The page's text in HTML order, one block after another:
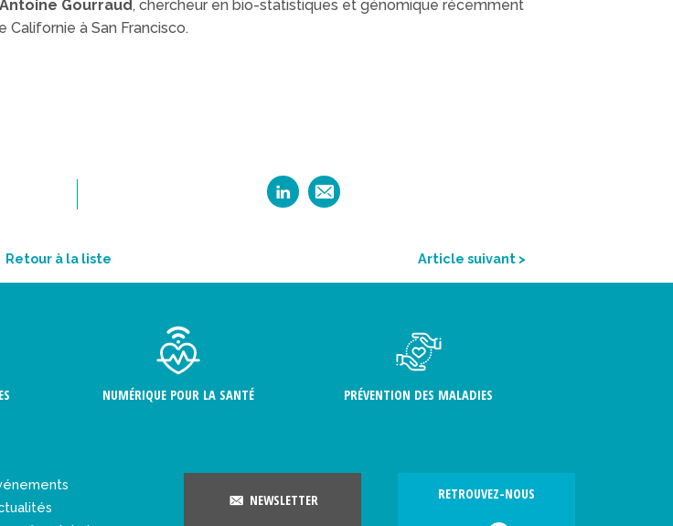
Gourraud, chercheur en bio-statistiques et génomique récemment
Californie à San Francisco.
Retour à la liste Article suivant >
NUMÉRIQUE POUR LA SANTÉ PRÉVENTION DES MALADIES
NEWSLETTER RETROUVEZ-NOUS